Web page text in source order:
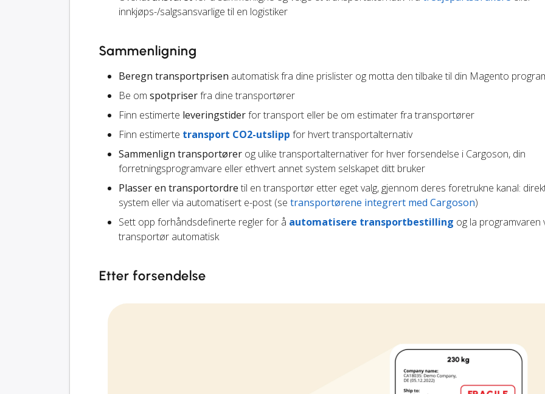
innkjøps-/salgsansvarlige til en logistiker
Sammenligning
Beregn transportprisen automatisk fra dine prislister og motta den tilbake til din Magento
Be om spotpriserfra dine transportører
Finn estimerte leveringstiderfor transport eller be om estimater fra transportører
Finn estimerte transport CO2-utslipp for hvert transportalternativ
Sammenlign transportører og ulike transportalternativer for hver forsendelse i Cargoson, din
forretningsprogramvare eller ethvert annet system selskapet ditt bruker
Plasser en transportordre til en transportør etter eget valg, gjennom deres foretrukne kanal:
system eller via automatisert e-post (se transportørene integrert med Cargoson)
Sett opp forhåndsdefinerte regler for å automatisere transportbestilling og la programvaren
transportør automatisk
Etter forsendelse